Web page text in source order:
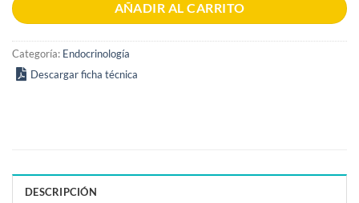
AÑADIR AL CARRITO
Categoría: Endocrinología
Descargar ficha técnica
DESCRIPCIÓN